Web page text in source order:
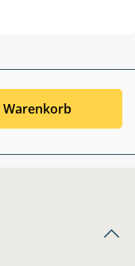
Warenkorb